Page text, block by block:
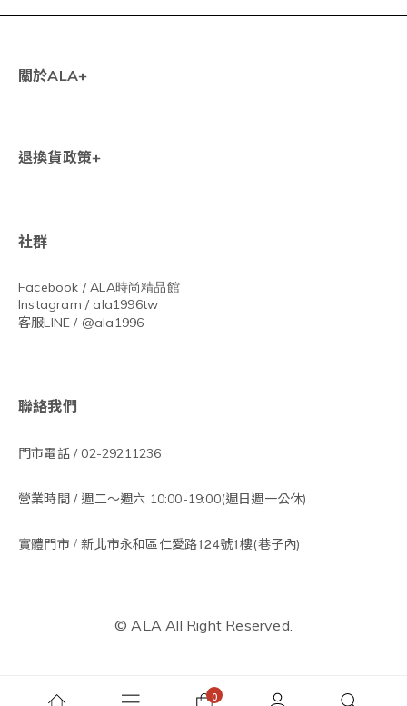
關於ALA+
退換貨政策+
社群
Facebook / ALA時尚精品館
Instagram / ala1996tw
客服LINE / @ala1996
聯絡我們
門市電話 / 02-29211236
營業時間 / 週二～週六 10:00-19:00(週日週一公休)
實體門市 /新北市永和區仁愛路124號1樓(巷子內)
© ALA All Right Reserved.